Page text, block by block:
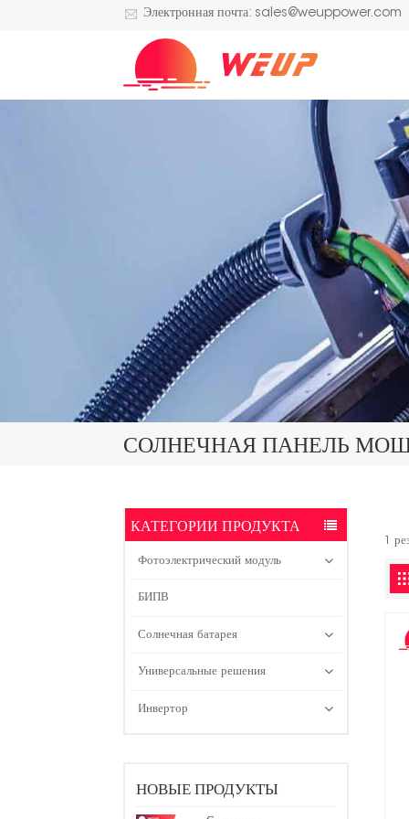
Электронная почта: sales@weuppower.com
СОЛНЕЧНАЯ ПАНЕЛЬ
КАТЕГОРИИ ПРОДУКТА
Фотоэлектрический модуль
БИПВ
Солнечная батарея
Универсальные решения
Инвертор
НОВЫЕ ПРОДУКТЫ
1